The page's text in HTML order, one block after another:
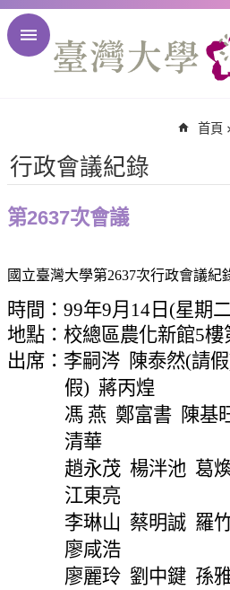
跳到主要內容區塊
首
頁
大
頁
臺
大
校
訊
English
首頁
行政會議紀錄
第2637次會議
國立臺灣大學第2637次行政會議紀
時間： 99年9月 14 日 (星期
地點：校總區農化新館5樓
出席：李嗣涔 陳泰然(請假
假) 蔣丙煌
馮 燕 鄭富書 陳基
清華
趙永茂 楊泮池 葛
江東亮
李琳山 蔡明誠 羅
廖咸浩
廖麗玲 劉中鍵 孫